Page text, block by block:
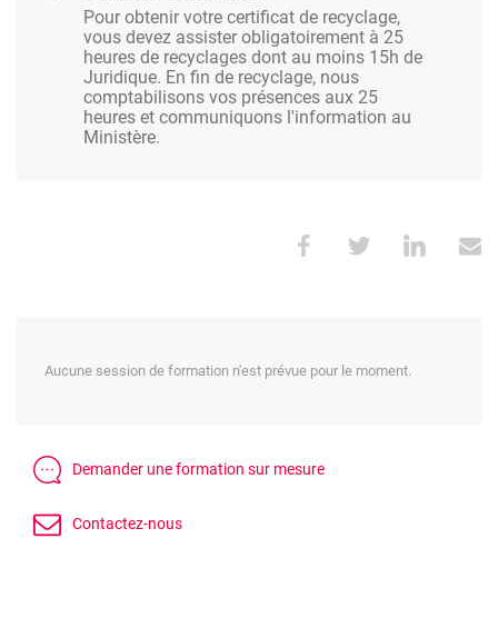
Pour obtenir votre certificat de recyclage,
vous devez assister obligatoirement à 25
heures de recyclages dont au moins 15h de
Juridique. En fin de recyclage, nous
comptabilisons vos présences aux 25
heures et communiquons l'information au
Ministère.
Aucune session de formation n'est prévue pour le moment.